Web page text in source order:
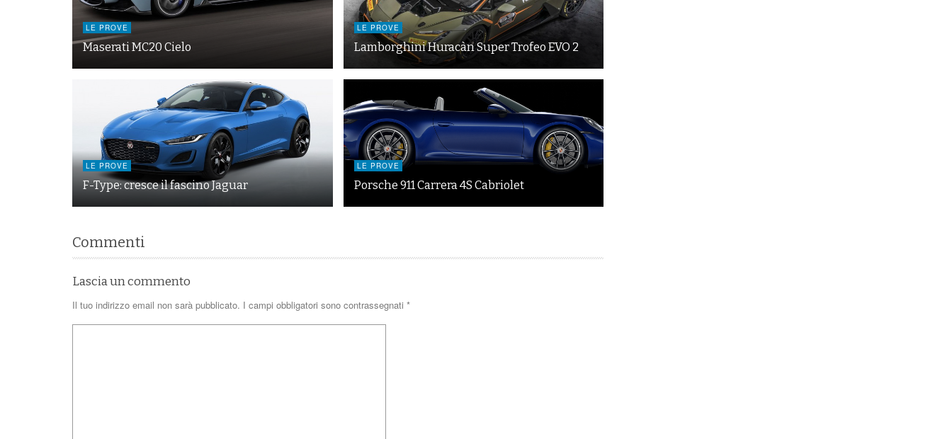
LE PROVE
Maserati MC20 Cielo
LE PROVE
Lamborghini Huracàn Super Trofeo EVO 2
LE PROVE
F-Type: cresce il fascino Jaguar
LE PROVE
Porsche 911 Carrera 4S Cabriolet
Commenti
Lascia un commento
Il tuo indirizzo email non sarà pubblicato. I campi obbligatori sono contrassegnati *